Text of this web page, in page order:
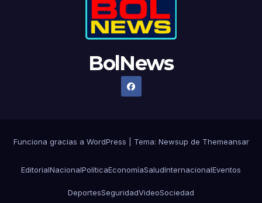
BolNews
Funciona gracias a WordPress Tema: Newsup de Themeansar
EditorialNacionalPolíticaEconomíaSaludInternacionalEventos
DeportesSeguridadVideoSociedad